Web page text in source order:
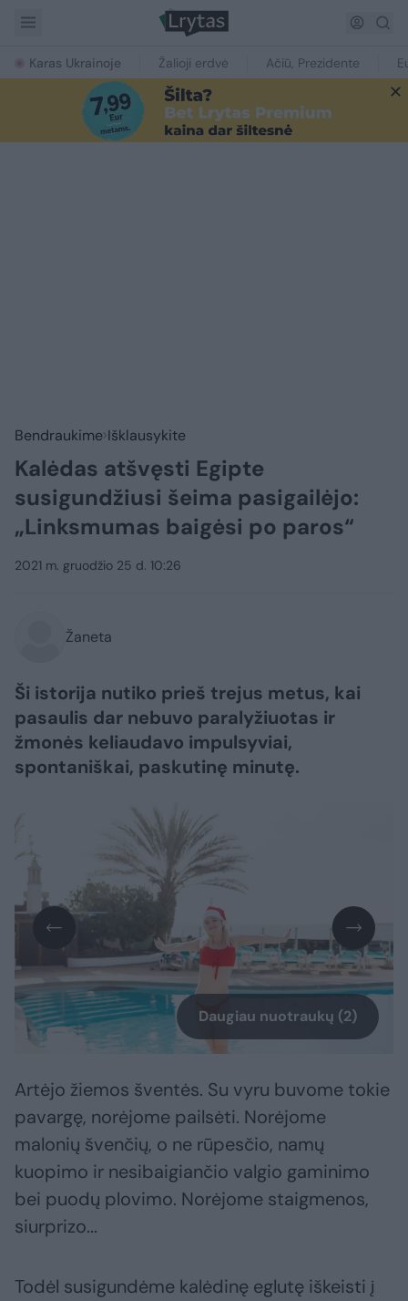
Karas Ukrainoje Žalioji erdvė Ačiū, Prezidente
Bendraukime Išklausykite
Kalėdas atšvęsti Egipte
susigundžiusi šeima pasigailėjo:
„Linksmumas baigėsi po paros“
2021 m. gruodžio 25 d. 10:26
Žaneta
Ši istorija nutiko prieš trejus metus, kai
pasaulis dar nebuvo paralyžiuotas ir
žmonės keliaudavo impulsyviai,
spontaniškai, paskutinę minutę.
Daugiau nuotraukų (2)
Artėjo žiemos šventės. Su vyru buvome tokie
pavargę, norėjome pailsėti. Norėjome
malonių švenčių, o ne rūpesčio, namų
kuopimo ir nesibaigiančio valgio gaminimo
bei puodų plovimo. Norėjome staigmenos,
siurprizo...
Todėl susigundėme kalėdinę eglutę iškeisti į